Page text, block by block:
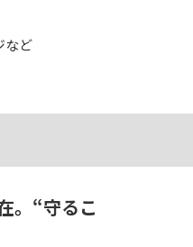
など
。“守るこ